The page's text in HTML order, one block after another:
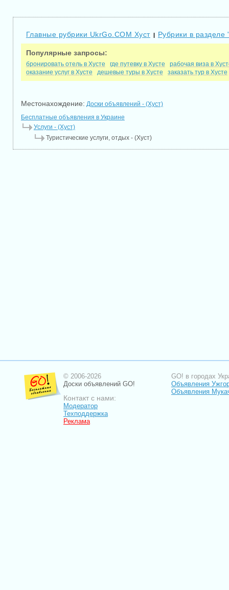
Главные рубрики UkrGo.COM Хуст | Рубрики в разделе
Популярные запросы:
бронировать отель в Хусте где путевку в Хусте
рабочая виза в
оказание услуг в Хусте
дешевые туры в Хусте заказать тур в Хусте
Местонахождение: Доски объявлений - (Хуст)
Бесплатные объявления в Украине
Услуги - (Хуст)
Туристические услуги, отдых - (Хуст)
© 2006-2026
Доски объявлений GO!
Контакт с нами:
Модератор
Техподдержка
Реклама
GO! в городах
Объявления
Объявления